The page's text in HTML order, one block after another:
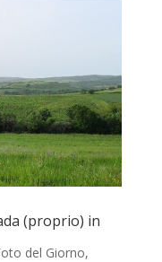
(proprio) in
del Giorno,